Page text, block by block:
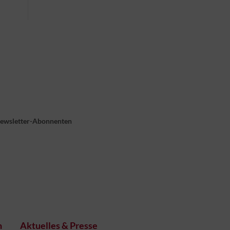
Abonnenten
Aktuelles & Presse